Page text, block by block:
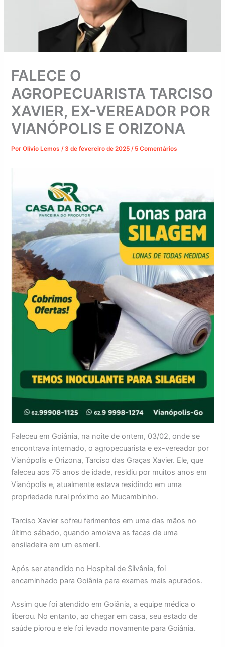
FALECE O
AGROPECUARISTA TARCISO
XAVIER, EX-VEREADOR POR
VIANÓPOLIS E ORIZONA
PorOlívio Lemos / 3 de fevereiro de 2025 / 5 Comentários
Faleceu em Goiânia, na noite de ontem, 03/02, onde se
encontrava internado, o agropecuarista e ex-vereador por
Vianópolis e Orizona, Tarciso das Graças Xavier. Ele, que
faleceu aos 75 anos de idade, residiu por muitos anos em
Vianópolis e, atualmente estava residindo em uma
propriedade rural próximo ao Mucambinho.
Tarciso Xavier sofreu ferimentos em uma das mãos no
último sábado, quando amolava as facas de uma
ensiladeira em um esmeril.
Após ser atendido no Hospital de Silvânia, foi
encaminhado para Goiânia para exames mais apurados.
Assim que foi atendido em Goiânia, a equipe médica o
liberou. No entanto, ao chegar em casa, seu estado de
saúde piorou e ele foi levado novamente para Goiânia.